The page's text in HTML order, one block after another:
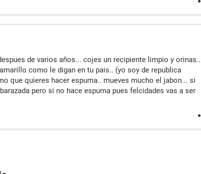
de varios años... cojes un recipiente limpio y orinas..
como le digan en tu pais.. (yo soy de republica
que quieres hacer espuma.. mueves mucho el jabon... si
pero si no hace espuma pues felcidades vas a ser